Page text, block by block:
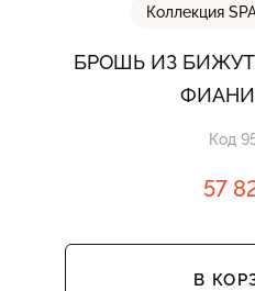
Коллекция
БРОШЬ ИЗ
Код
57
В